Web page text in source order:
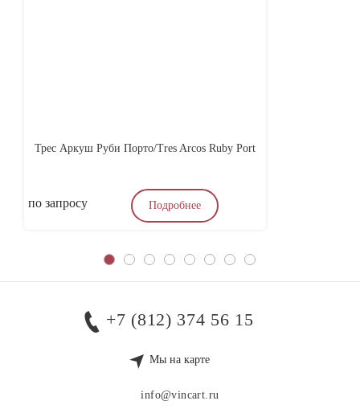
Трес Аркуш Руби Порто/Tres Arcos Ruby Port
по запросу Подробнее
+7 (812) 374 56 15
Мы на карте
info@vincart.ru